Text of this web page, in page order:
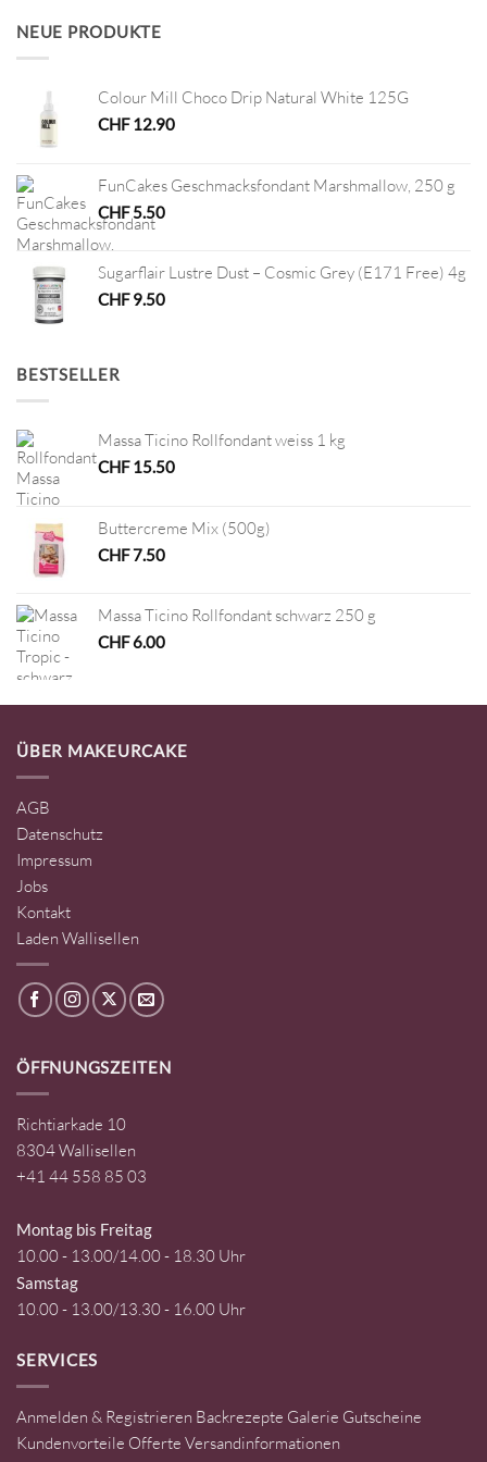
NEUE PRODUKTE
Colour Mill Choco Drip Natural White 125G
CHF12.90
FunCakes Geschmacksfondant Marshmallow, 250 g
CHF5.50
Sugarflair Lustre Dust – Cosmic Grey (E171 Free) 4g
CHF9.50
BESTSELLER
Massa Ticino Rollfondant weiss 1 kg
CHF15.50
Buttercreme Mix (500g)
CHF7.50
Massa Ticino Rollfondant schwarz 250 g
CHF6.00
ÜBER MAKEURCAKE
AGB
Datenschutz
Impressum
Jobs
Kontakt
Laden Wallisellen
ÖFFNUNGSZEITEN
Richtiarkade 10
8304 Wallisellen
+41 44 558 85 03
Montag bis Freitag
10.00 - 13.00/14.00 - 18.30 Uhr
Samstag
10.00 - 13.00/13.30 - 16.00 Uhr
SERVICES
Anmelden & Registrieren Backrezepte Galerie Gutscheine
Kundenvorteile Offerte Versandinformationen